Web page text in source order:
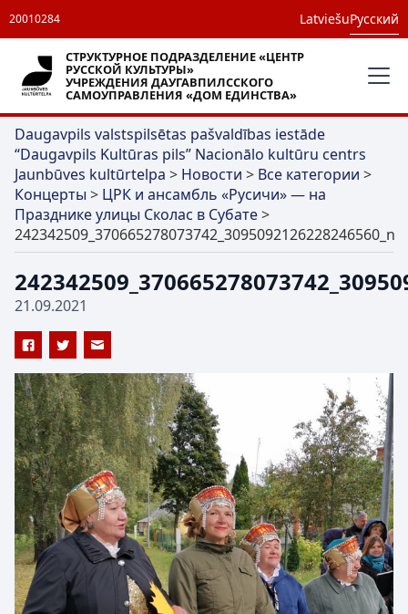
20010284 LatviešuРусский
СТРУКТУРНОЕ ПОДРАЗДЕЛЕНИЕ «ЦЕНТР
РУССКОЙ КУЛЬТУРЫ»
УЧРЕЖДЕНИЯ ДАУГАВПИЛССКОГО
САМОУПРАВЛЕНИЯ «ДОМ ЕДИНСТВА»
Daugavpils valstspilsētas pašvaldības iestāde
“Daugavpils Kultūras pils” Nacionālo kultūru centrs
Jaunbūves kultūrtelpa > Новости > Все категории >
Концерты > ЦРК и ансамбль «Русичи» — на
Празднике улицы Сколас в Субате>
242342509_370665278073742_3095092126228246560_n
21.09.2021